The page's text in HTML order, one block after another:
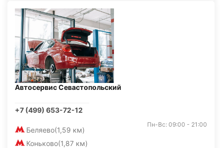
Автосервис Севастопольский
+7 (499) 653-72-12
Беляево(1,59 км)
Коньково(1,87 км)
Пн-Вс: 09:00 - 21:00